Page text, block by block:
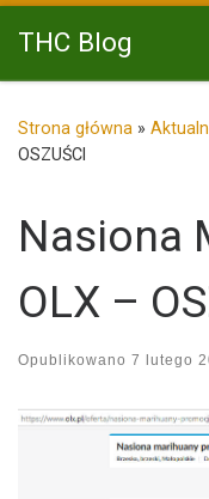
Przejdź do treści
THC Blog
Strona główna »
OSZUŚCI
Nasiona
OLX –
Opublikowano 7 lutego